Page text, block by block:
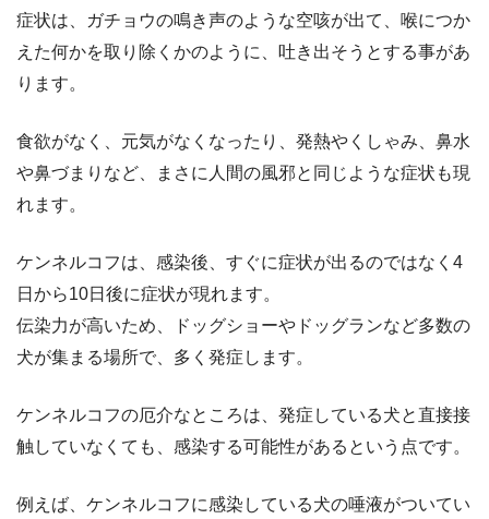
症状は、ガチョウの鳴き声のような空咳が出て、喉につか
えた何かを取り除くかのように、吐き出そうとする事があ
ります。
食欲がなく、元気がなくなったり、発熱やくしゃみ、鼻水
や鼻づまりなど、まさに人間の風邪と同じような症状も現
れます。
ケンネルコフは、感染後、すぐに症状が出るのではなく4
日から10日後に症状が現れます。
伝染力が高いため、ドッグショーやドッグランなど多数の
犬が集まる場所で、多く発症します。
ケンネルコフの厄介なところは、発症している犬と直接接
触していなくても、感染する可能性があるという点です。
例えば、ケンネルコフに感染している犬の唾液がついてい